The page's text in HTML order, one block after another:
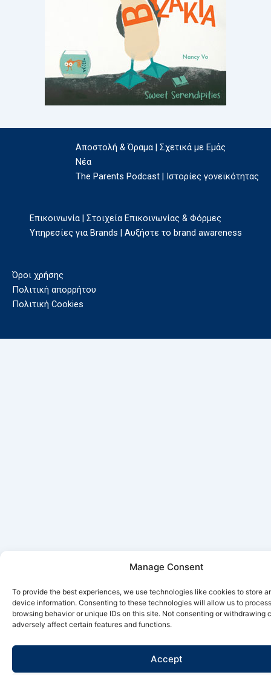
Manage Consent
To provide the best experiences, we use technologies like cookies to store
device information. Consenting to these technologies will allow us to
browsing behavior or unique IDs on this site. Not consenting or withdrawing
adversely affect certain features and functions.
Accept
Αποστολή & Όραμα | Σχετικά με Εμάς
Νέα
The Parents Podcast | Ιστορίες γονεϊκότητας
Επικοινωνία | Στοιχεία Επικοινωνίας & Φόρμες
Υπηρεσίες για Brands | Αυξήστε το brand awareness
Όροι χρήσης
Πολιτική απορρήτου
Πολιτική Cookies